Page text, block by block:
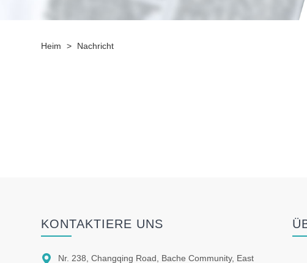
Heim > Nachricht
KONTAKTIERE UNS
 Nr. 238, Changqing Road, Bache Community, East